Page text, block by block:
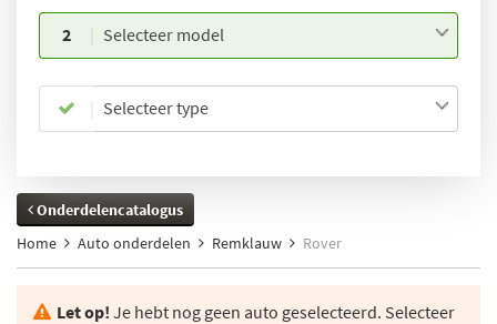
2 Selecteer model
Selecteer type
Onderdelencatalogus
Home
Auto onderdelen Remklauw Rover
Let op! Je hebt nog geen auto geselecteerd. Selecteer